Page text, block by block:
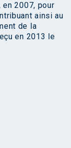
2007, pour
ainsi au
de la
en 2013 le